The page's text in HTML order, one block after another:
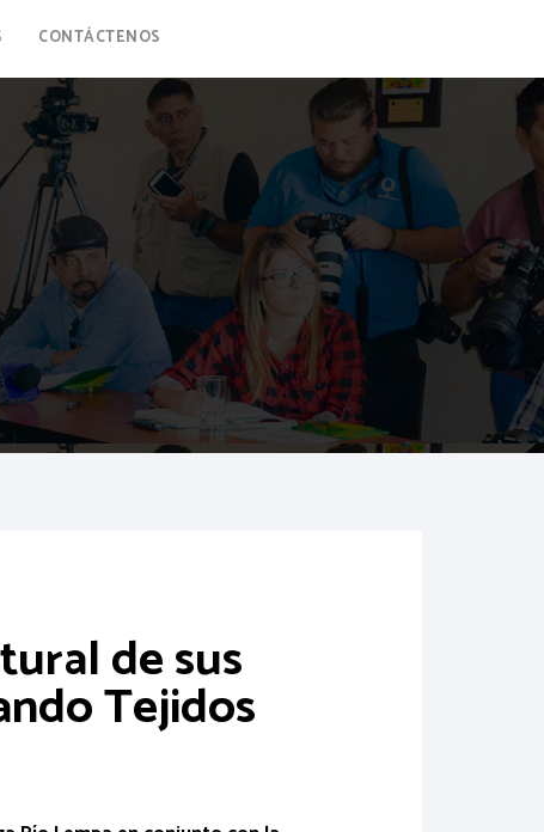
CONTÁCTENOS
de sus
Tejidos